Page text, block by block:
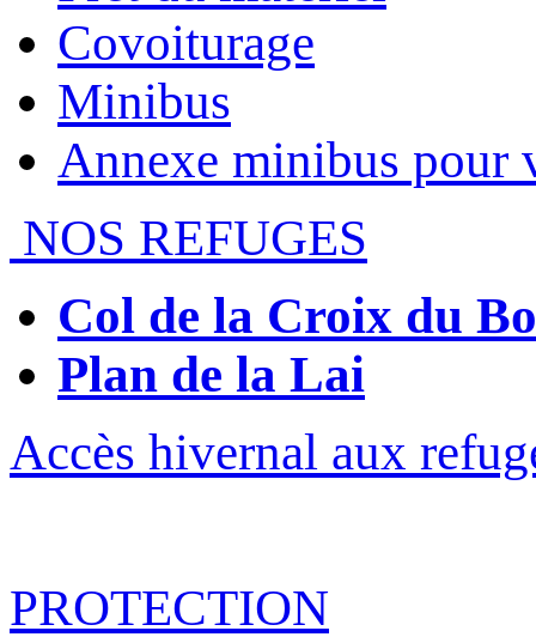
Covoiturage
Minibus
Annexe minibus pour
NOS REFUGES
Col de la Croix du
Plan de la Lai
Accès hivernal aux
PROTECTION